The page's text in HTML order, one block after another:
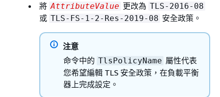
將 AttributeValue 更改為 TLS-2016-08
或 TLS-FS-1-2-Res-2019-08 安全政策。
注意
命令中的 TlsPolicyName 屬性代表
您希望編輯 TLS 安全政策，在負載平衡
器上完成設定。